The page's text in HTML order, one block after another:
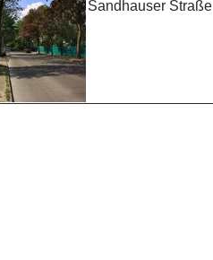
Sandhauser Straße